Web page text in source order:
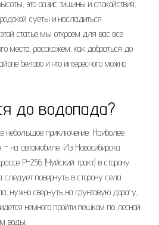
это оазис тишины и спокойствия‚
суеты и насладиться
статье мы откроем для вас все
места‚ расскажем‚ как добраться до
белово и что интересного можно
до водопада?
небольшое приключение. Наиболее
на автомобиле. Из Новосибирска
Р-256 (Чуйский тракт) в сторону
повернуть в сторону села
нужно свернуть на грунтовую дорогу‚
немного пройти пешком по лесной
воды.